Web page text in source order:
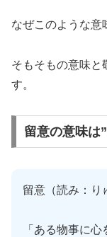
なぜこのような意
そもそもの意味と
す。
留意の意味は
留意（読み：
「ある物事に